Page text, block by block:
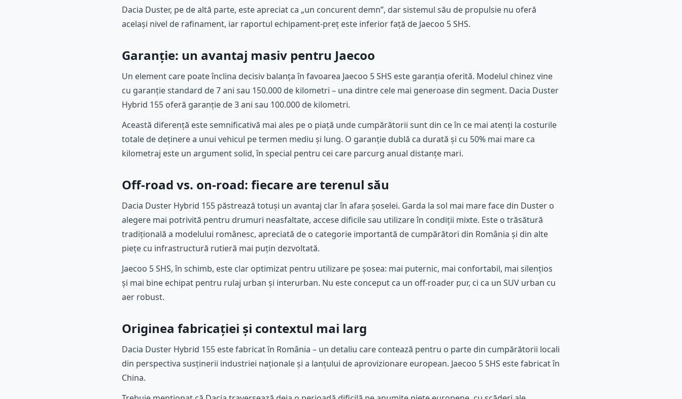
Dacia Duster, pe de altă parte, este apreciat ca „un concurent demn”, dar sistemul său de propulsie nu oferă
același nivel de rafinament, iar raportul echipament-preț este inferior față de Jaecoo 5 SHS.
Garanție: un avantaj masiv pentru Jaecoo
Un element care poate înclina decisiv balanța în favoarea Jaecoo 5 SHS este garanția oferită. Modelul chinez vine
cu garanție standard de 7 ani sau 150.000 de kilometri – una dintre cele mai generoase din segment. Dacia Duster
Hybrid 155 oferă garanție de 3 ani sau 100.000 de kilometri.
Această diferență este semnificativă mai ales pe o piață unde cumpărătorii sunt din ce în ce mai atenți la costurile
totale de deținere a unui vehicul pe termen mediu și lung. O garanție dublă ca durată și cu 50% mai mare ca
kilometraj este un argument solid, în special pentru cei care parcurg anual distanțe mari.
Off-road vs. on-road: fiecare are terenul său
Dacia Duster Hybrid 155 păstrează totuși un avantaj clar în afara șoselei. Garda la sol mai mare face din Duster o
alegere mai potrivită pentru drumuri neasfaltate, accese dificile sau utilizare în condiții mixte. Este o trăsătură
tradițională a modelului românesc, apreciată de o categorie importantă de cumpărători din România și din alte
piețe cu infrastructură rutieră mai puțin dezvoltată.
Jaecoo 5 SHS, în schimb, este clar optimizat pentru utilizare pe șosea: mai puternic, mai confortabil, mai silențios
și mai bine echipat pentru rulaj urban și interurban. Nu este conceput ca un off-roader pur, ci ca un SUV urban cu
aer robust.
Originea fabricației și contextul mai larg
Dacia Duster Hybrid 155 este fabricat în România – un detaliu care contează pentru o parte din cumpărătorii locali
din perspectiva susținerii industriei naționale și a lanțului de aprovizionare european. Jaecoo 5 SHS este fabricat în
China.